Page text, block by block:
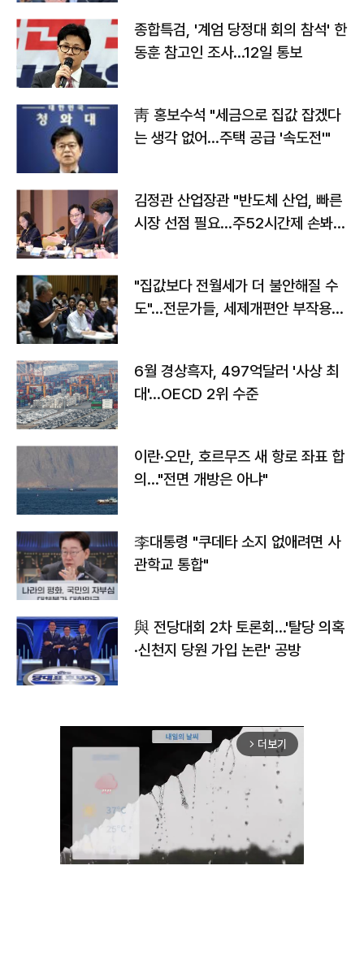
종합특검, '계엄 당정대 회의 참석' 한
동훈 참고인 조사...12일 통보
靑 홍보수석 "세금으로 집값 잡겠다
는 생각 없어…주택 공급 '속도전'"
김정관 산업장관 "반도체 산업, 빠른
시장 선점 필요…주52시간제 손봐
"집값보다 전월세가 더 불안해질 수
도"…전문가들, 세제개편안 부작용
6월 경상흑자, 497억달러 '사상 최
대'…OECD 2위 수준
이란·오만, 호르무즈 새 항로 좌표 합
의…"전면 개방은 아냐"
李대통령 "쿠데타 소지 없애려면 사
관학교 통합"
與 전당대회 2차 토론회…'탈당 의혹
·신천지 당원 가입 논란' 공방
arrow_forward_ios 더보기